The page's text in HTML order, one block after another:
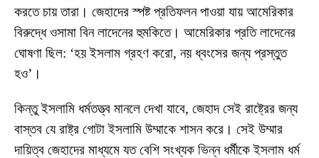
করতে চায় তারা। জেহাদের স্পষ্ট প্রতিফলন পাওয়া যায় আমেরিকার
বিরুদ্ধে ওসামা বিন লাদেনের হুমকিতে। আমেরিকার প্রতি লাদেনের
ঘোষণা ছিল: ‘হয় ইসলাম গ্রহণ করো, নয় ধ্বংসের জন্য প্রস্তুত
হও’।
কিন্তু ইসলামি ধর্মতত্ত্ব মানলে দেখা যাবে, জেহাদ সেই রাষ্ট্রের জন্য
বাস্তব যে রাষ্ট্র গোটা ইসলামি উম্মাকে শাসন করে। সেই উম্মার
দায়িত্ব জেহাদের মাধ্যমে যত বেশি সংখ্যক ভিন্ন ধর্মীকে ইসলাম ধর্ম